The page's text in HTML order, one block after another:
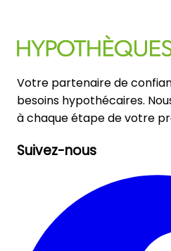
Votre partenaire de
besoins hypothécaires.
à chaque étape de votre
Suivez-nous